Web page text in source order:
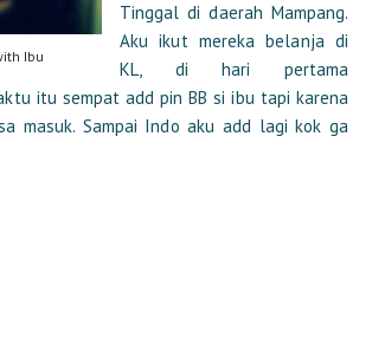
Ibu
Tinggal di daerah Mampang.
Aku ikut mereka belanja di
KL, di hari pertama
itu sempat add pin BB si ibu tapi karena
masuk. Sampai Indo aku add lagi kok ga